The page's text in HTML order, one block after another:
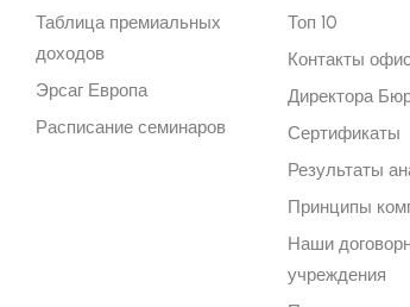
Таблица премиальных
доходов
Эрсаг Европа
Расписание семинаров
Топ 10
Контакты
Директора
Сертификаты
Результаты
Принципы
Наши
учреждения